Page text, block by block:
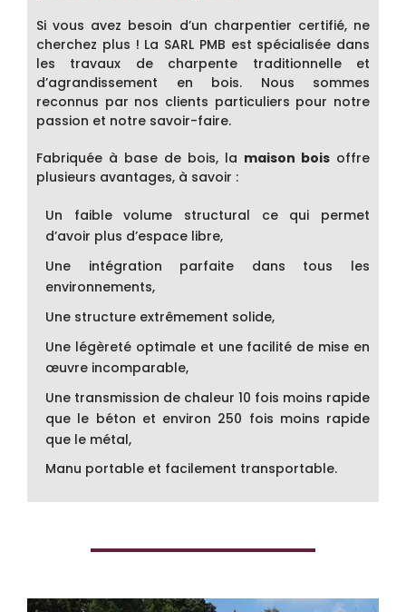
Si vous avez besoin d’un charpentier certifié, ne
cherchez plus ! La SARL PMB est spécialisée dans
les travaux de charpente traditionnelle et
d’agrandissement en bois. Nous sommes
reconnus par nos clients particuliers pour notre
passion et notre savoir-faire.
Fabriquée à base de bois, la maison bois offre
plusieurs avantages, à savoir :
Un faible volume structural ce qui permet
d’avoir plus d’espace libre,
Une intégration parfaite dans tous les
environnements,
Une structure extrêmement solide,
Une légèreté optimale et une facilité de mise en
œuvre incomparable,
Une transmission de chaleur 10 fois moins rapide
que le béton et environ 250 fois moins rapide
que le métal,
Manu portable et facilement transportable.